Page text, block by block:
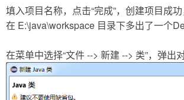
填入项目名称，点击“完成”，创建项目成
在 E:\java\workspace 目录下多出了一个
在菜单中选择“文件 --> 新建 --> 类”，弹出对